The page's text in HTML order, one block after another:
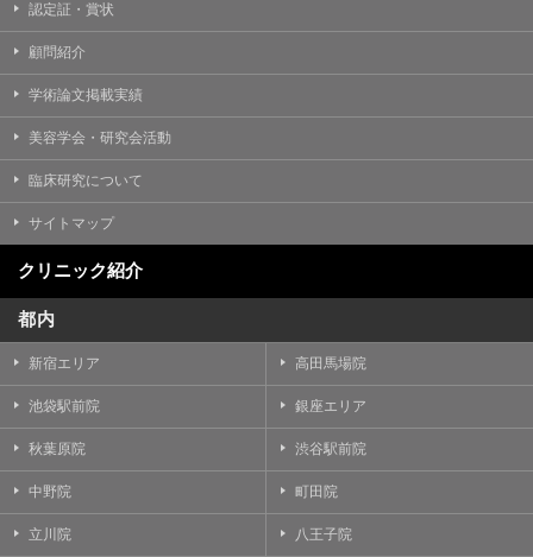
認定証・賞状
顧問紹介
学術論文掲載実績
美容学会・研究会活動
臨床研究について
サイトマップ
クリニック紹介
都内
新宿エリア 高田馬場院
池袋駅前院 銀座エリア
秋葉原院 渋谷駅前院
中野院 町田院
立川院 八王子院